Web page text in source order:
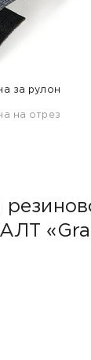
за рулон
на отрез